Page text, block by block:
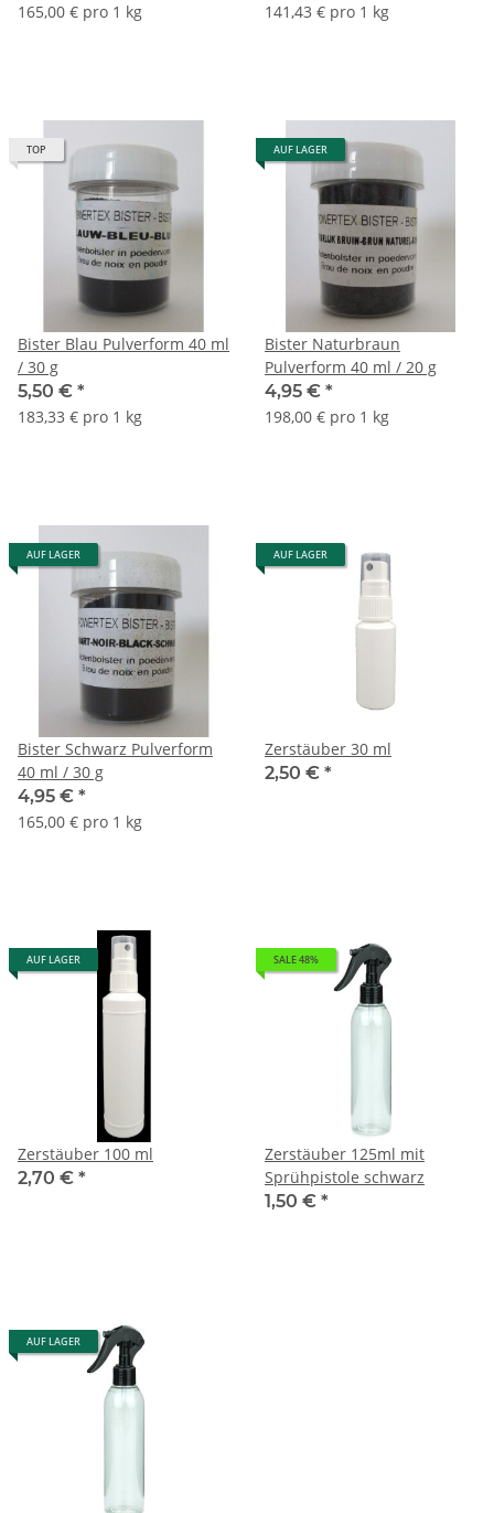
165,00 € pro 1 kg 141,43 € pro 1 kg
TOP
Bister Blau Pulverform 40 ml
/ 30 g
5,50 € *
183,33 € pro 1 kg
AUF LAGER
Bister Naturbraun
Pulverform 40 ml / 20 g
4,95 € *
198,00 € pro 1 kg
AUF LAGER
Bister Schwarz Pulverform
40 ml / 30 g
4,95 € *
165,00 € pro 1 kg
AUF LAGER
Zerstäuber 30 ml
2,50 € *
AUF LAGER
Zerstäuber 100 ml
2,70 € *
SALE 48%
Zerstäuber 125ml mit
Sprühpistole schwarz
1,50 € *
AUF LAGER